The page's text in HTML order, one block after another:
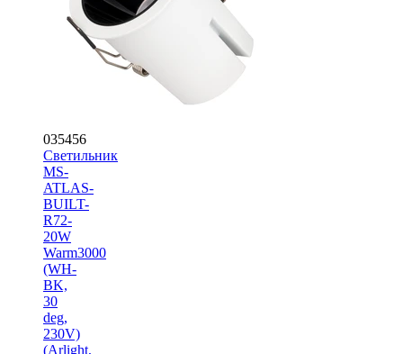
035456
Светильник
MS-
ATLAS-
BUILT-
R72-
20W
Warm3000
(WH-
BK,
30
deg,
230V)
(Arlight,